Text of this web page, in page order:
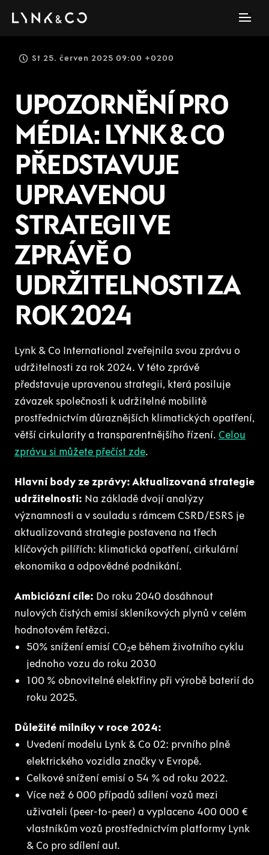
St 25. červen 2025 09:00 +0200
UPOZORNĚNÍ PRO
MÉDIA: LYNK & CO
PŘEDSTAVUJE
UPRAVENOU
STRATEGII VE
ZPRÁVĚ O
UDRŽITELNOSTI ZA
ROK 2024
Lynk & Co International zveřejnila svou zprávu o
udržitelnosti za rok 2024. V této zprávě
představuje upravenou strategii, která posiluje
závazek společnosti k udržitelné mobilitě
prostřednictvím důraznějších klimatických opatření,
větší cirkularity a transparentnějšího řízení. Celou
zprávu si můžete přečíst zde.
Hlavní body ze zprávy:Aktualizovaná strategie
udržitelnosti: Na základě dvojí analýzy
významnosti a v souladu s rámcem CSRD/ESRS je
aktualizovaná strategie postavena na třech
klíčových pilířích: klimatická opatření, cirkulární
ekonomika a odpovědné podnikání.
Ambiciózní cíle: Do roku 2040 dosáhnout
nulových čistých emisí skleníkových plynů v celém
hodnotovém řetězci.
50% snížení emisí CO₂e během životního cyklu
jednoho vozu do roku 2030
100 % obnovitelné elektřiny při výrobě baterií do
roku 2025.
Důležité milníky v roce 2024:
Uvedení modelu Lynk & Co 02: prvního plně
elektrického vozidla značky v Evropě.
Celkové snížení emisí o 54 % od roku 2022.
Více než 6 000 případů sdílení vozů mezi
uživateli (peer-to-peer) a vyplaceno 400 000 €
vlastníkům vozů prostřednictvím platformy Lynk
& Co pro sdílení aut.